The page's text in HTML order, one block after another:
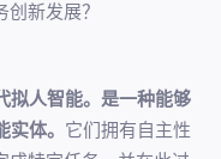
新发展？
拟人智能。是一种能够
体。 它们拥有自主性